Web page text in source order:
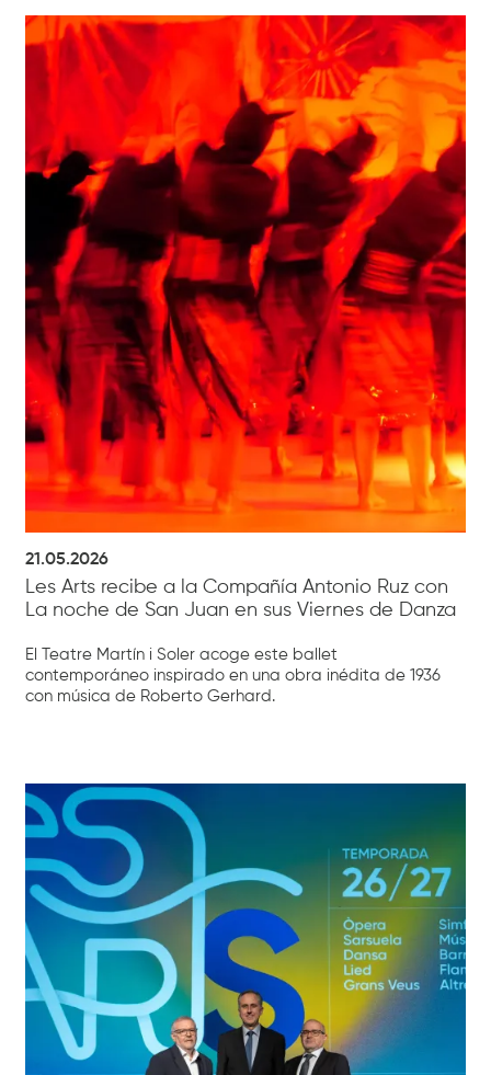
21.05.2026
Les Arts recibe a la Compañía Antonio Ruz con
La noche de San Juan en sus Viernes de Danza
El Teatre Martín i Soler acoge este ballet
contemporáneo inspirado en una obra inédita de 1936
con música de Roberto Gerhard.